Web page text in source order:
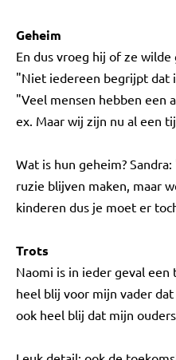
Geheim
En dus vroeg hij of ze
"Niet iedereen begrijpt dat
"Veel mensen hebben een
ex. Maar wij zijn nu al een
Wat is hun geheim?
ruzie blijven maken, maar
kinderen dus je moet er
Trots
Naomi is in ieder geval
heel blij voor mijn vader
ook heel blij dat mijn